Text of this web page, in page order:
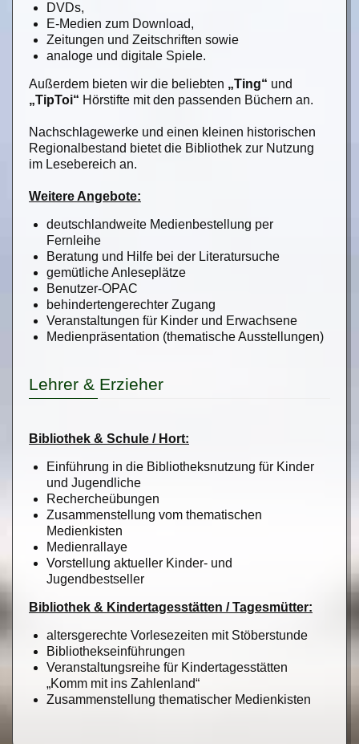
DVDs,
E-Medien zum Download,
Zeitungen und Zeitschriften sowie
analoge und digitale Spiele.
Außerdem bieten wir die beliebten „Ting“ und
„TipToi“ Hörstifte mit den passenden Büchern an.
Nachschlagewerke und einen kleinen historischen
Regionalbestand bietet die Bibliothek zur Nutzung
im Lesebereich an.
Weitere Angebote:
deutschlandweite Medienbestellung per
Fernleihe
Beratung und Hilfe bei der Literatursuche
gemütliche Anleseplätze
Benutzer-OPAC
behindertengerechter Zugang
Veranstaltungen für Kinder und Erwachsene
Medienpräsentation (thematische Ausstellungen)
Lehrer & Erzieher
Bibliothek & Schule / Hort:
Einführung in die Bibliotheksnutzung für Kinder
und Jugendliche
Rechercheübungen
Zusammenstellung vom thematischen
Medienkisten
Medienrallaye
Vorstellung aktueller Kinder- und
Jugendbestseller
Bibliothek & Kindertagesstätten / Tagesmütter:
altersgerechte Vorlesezeiten mit Stöberstunde
Bibliothekseinführungen
Veranstaltungsreihe für Kindertagesstätten
„Komm mit ins Zahlenland“
Zusammenstellung thematischer Medienkisten